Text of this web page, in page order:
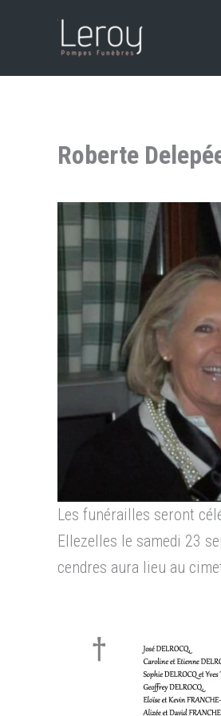
Roberte
Les funérailles seront
Ellezelles le samedi 23
cendres aura lieu au